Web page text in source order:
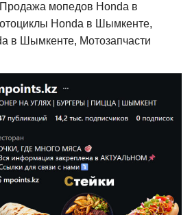
мопедов Honda в
Honda в Шымкенте,
в Шымкенте, Мотозапчасти